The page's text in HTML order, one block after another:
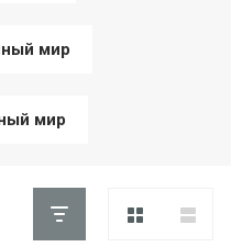
мир
мир